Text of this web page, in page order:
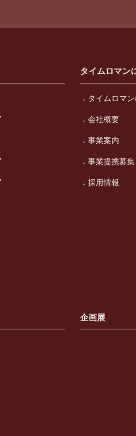
タイムロマン
タイムロマ
会社概要
事業案内
事業提携募集
採用情報
企画展